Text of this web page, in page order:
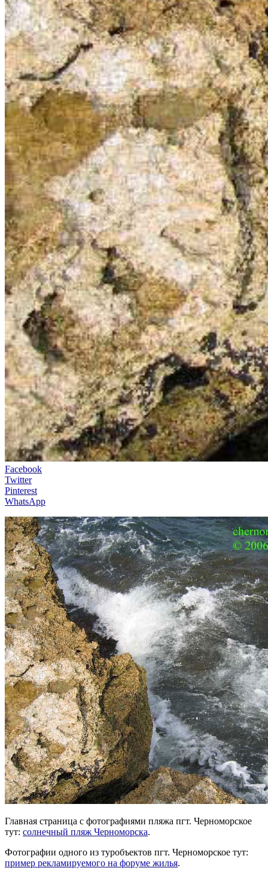
Facebook
Twitter
Pinterest
WhatsApp
Главная страница с фотографиями пляжа пгт. Черноморское
тут: солнечный пляж Черноморска.
Фотографии одного из туробъектов пгт. Черноморское тут:
пример рекламируемого на форуме жилья.